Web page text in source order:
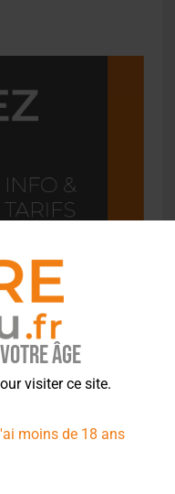
âge
visiter ce site.
moins de 18 ans